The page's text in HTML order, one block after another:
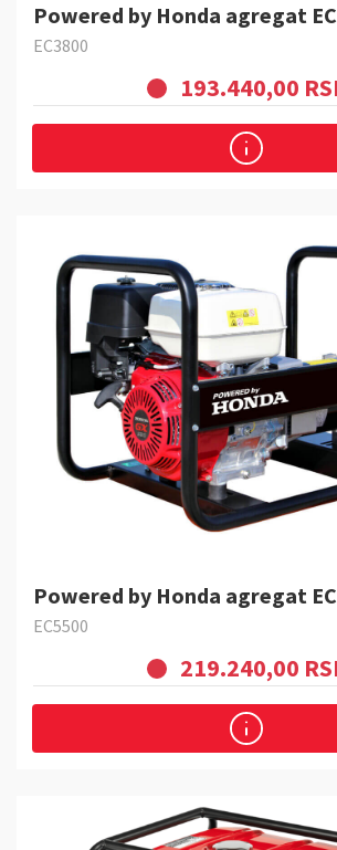
Powered by Honda agregat
EC3800
193.440,00
Powered by Honda agregat
EC5500
219.240,00